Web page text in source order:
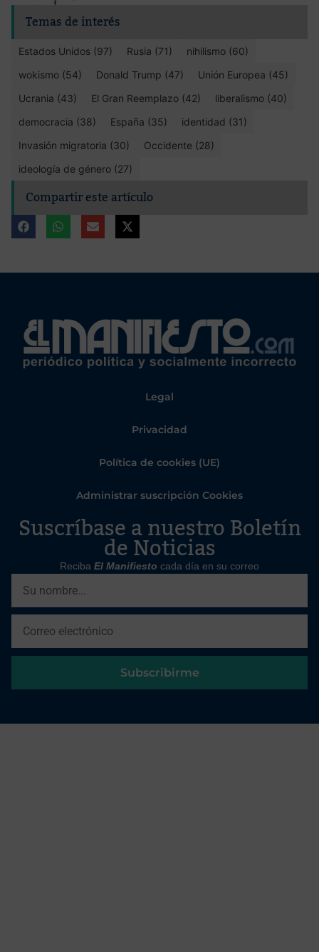
Temas de interés
Estados Unidos (97) Rusia (71)
nihilismo (60)
wokismo (54)
Donald Trump (47)
Unión Europea (45)
Ucrania (43)
El Gran Reemplazo (42)
liberalismo (40)
democracia (38)
España (35)
identidad (31)
Invasión migratoria (30)
Occidente (28)
ideología de género (27)
Compartir este artículo
Legal
Privacidad
Política de cookies (UE)
Administrar suscripción Cookies
Suscríbase a nuestro Boletín
de Noticias
Reciba El Manifiesto cada día en su correo
Subscribirme